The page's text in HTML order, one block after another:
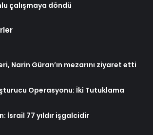
çalışmaya döndü
Narin Güran’ın mezarını ziyaret etti
Operasyonu: İki Tutuklama
İsrail 77 yıldır işgalcidir